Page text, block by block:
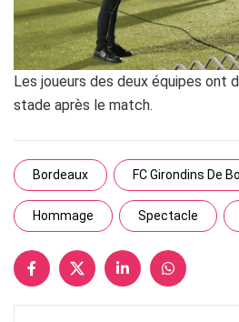
Les joueurs des deux équipes ont
stade après le match.
Bordeaux FC Girondins De
Hommage Spectacle